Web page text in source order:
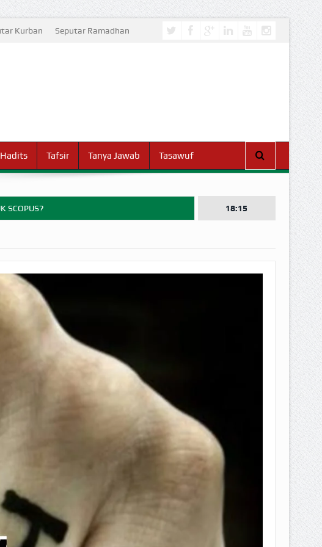
Kurban Seputar Ramadhan
Tafsir Tanya Jawab Tasawuf
SCOPUS?
SEBAB KEPEMILIKANNYA BERUBAH
ZAKAT DENGAN CARA MENGANGSUR
18:15